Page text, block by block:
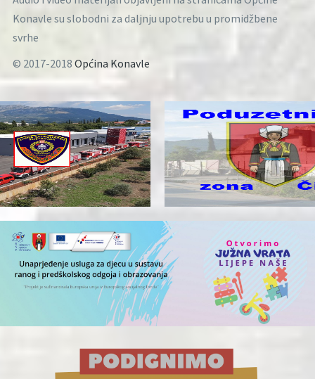
Konavle su slobodni za daljnju upotrebu u promidžbene
svrhe
© 2017-2018 Općina Konavle